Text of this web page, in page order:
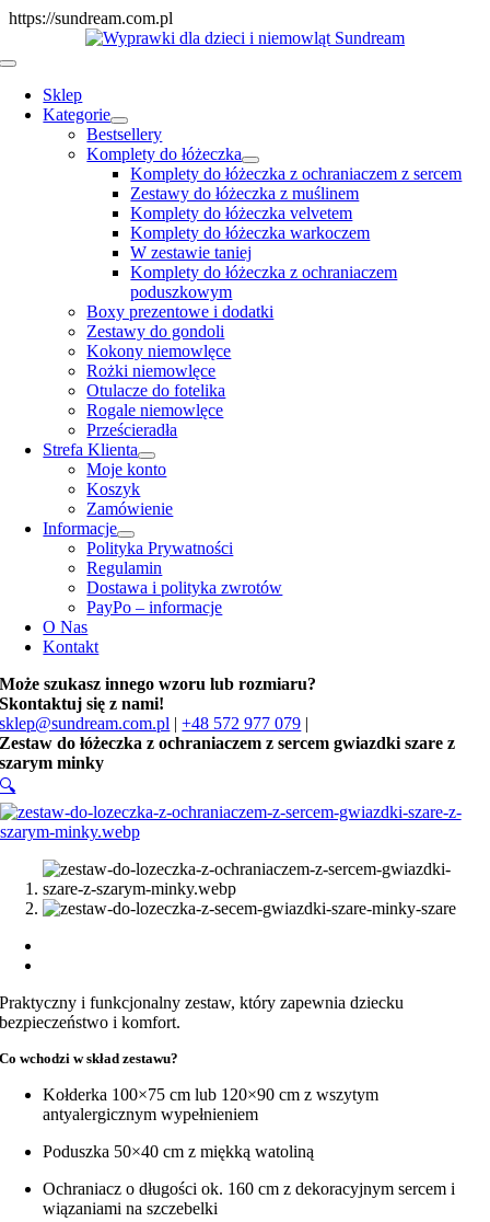
https://sundream.com.pl
to
Toggle
Navigation
Sklep
Kategorie
Bestsellery
Komplety do łóżeczka
Komplety do łóżeczka z ochraniaczem z sercem
Zestawy do łóżeczka z muślinem
Komplety do łóżeczka velvetem
Komplety do łóżeczka warkoczem
W zestawie taniej
Komplety do łóżeczka z ochraniaczem
poduszkowym
Boxy prezentowe i dodatki
Zestawy do gondoli
Kokony niemowlęce
Rożki niemowlęce
Otulacze do fotelika
Rogale niemowlęce
Prześcieradła
Strefa Klienta
Moje konto
Koszyk
Zamówienie
Informacje
Polityka Prywatności
Regulamin
Dostawa i polityka zwrotów
PayPo – informacje
O Nas
Kontakt
Może szukasz innego wzoru lub rozmiaru?
Skontaktuj się z nami!
sklep@sundream.com.pl |+48 572 977 079 |
Zestaw do łóżeczka z ochraniaczem z sercem gwiazdki szare z
szarym minky
🔍
Praktyczny i funkcjonalny zestaw, który zapewnia dziecku
bezpieczeństwo i komfort.
Co wchodzi w skład zestawu?
Kołderka 100×75 cm lub 120×90 cm z wszytym
antyalergicznym wypełnieniem
Poduszka 50×40 cm z miękką watoliną
Ochraniacz o długości ok. 160 cm z dekoracyjnym sercem i
wiązaniami na szczebelki